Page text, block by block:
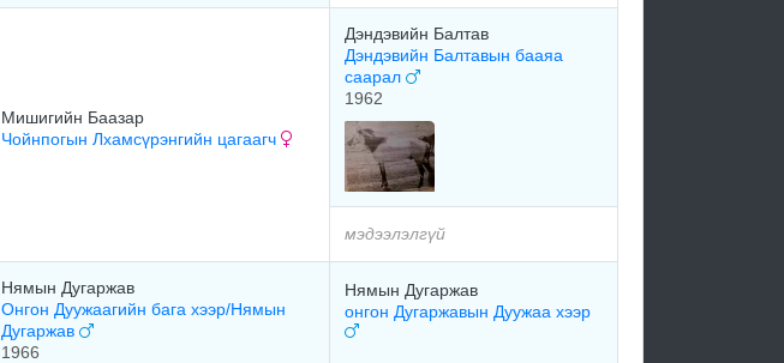
Мишигийн Баазар
Чойнпогын Лхамсүрэнгийн цагаагч
Дэндэвийн Балтав
Дэндэвийн Балтавын бааяа
саарал
1962
мэдээлэлгүй
Нямын Дугаржав
Онгон Дуужаагийн бага хээр/Нямын
Дугаржав
1966
Нямын Дугаржав
онгон Дугаржавын Дуужаа хээр